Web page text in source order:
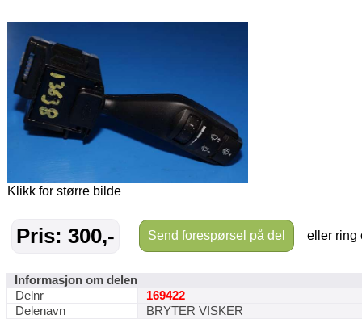
Klikk for større bilde
Pris: 300,- Send forespørsel på del eller ring
Informasjon om delen
Delnr
169422
Delenavn
BRYTER VISKER